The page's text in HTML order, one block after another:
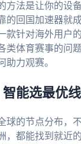
方法是让你的设
的回国加速器就
款针对海外用户
类体育赛事的问
助力观赛。
能选最优
球的节点分布，
，都能找到就近